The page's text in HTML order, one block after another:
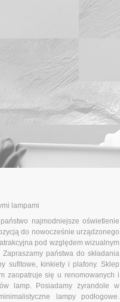
lampami
najmodniejsze oświetlenie
do nowocześnie urządzonego
pod względem wizualnym
państwa do składania
sufitowe, kinkiety i plafony. Sklep
zaopatruje się u renomowanych i
lamp. Posiadamy żyrandole w
lampy podłogowe.